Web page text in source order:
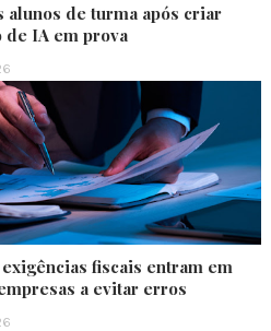
alunos de turma após criar
de IA em prova
fiscais entram em
a evitar erros